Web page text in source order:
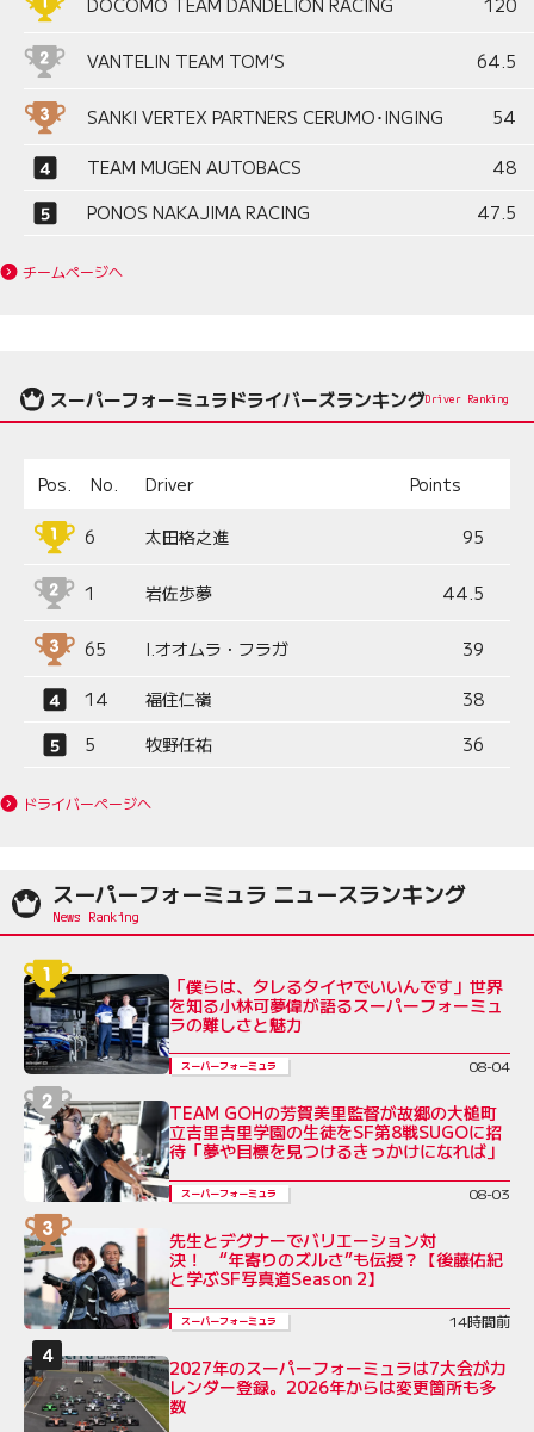
VANTELIN TEAM TOM’S 64.5
SANKI VERTEX PARTNERS CERUMO･INGING 54
TEAM MUGEN AUTOBACS
48
PONOS NAKAJIMA RACING
47.5
チームページへ
スーパーフォーミュラドライバーズランキングDriver Ranking
Pos. No. Driver Points
6 太田格之進 95
1 岩佐歩夢 44.5
65 I.オオムラ・フラガ 39
14 福住仁嶺
38
5
牧野任祐 36
ドライバーページへ
スーパーフォーミュラ ニュースランキング
「僕らは、タレるタイヤでいいんです」世界
を知る小林可夢偉が語るスーパーフォーミュ
ラの難しさと魅力
スーパーフォーミュラ 08-04
TEAM GOHの芳賀美里監督が故郷の大槌町
立吉里吉里学園の生徒をSF第8戦SUGOに招
待「夢や目標を見つけるきっかけになれば」
スーパーフォーミュラ 08-03
先生とデグナーでバリエーション対
決！ “年寄りのズルさ”も伝授？【後藤佑紀
と学ぶSF写真道Season 2】
スーパーフォーミュラ 14時間前
2027年のスーパーフォーミュラは7大会がカ
レンダー登録。2026年からは変更箇所も多
数